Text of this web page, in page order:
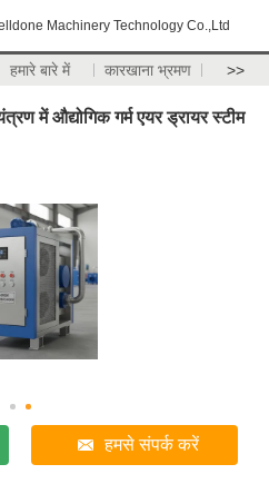
Machinery Technology Co.,Ltd
हमारे बारे में कारखाना भ्रमण >>
में औद्योगिक गर्म एयर ड्रायर स्टीम
हमसे संपर्क करें